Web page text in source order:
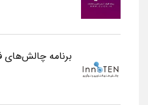
برنامه چالش‌های